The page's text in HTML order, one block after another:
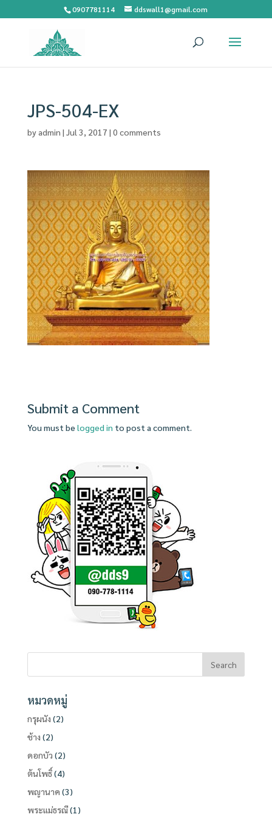
0907781114 ddswall1@gmail.com
JPS-504-EX
byadmin | Jul 3, 2017 | 0 comments
Submit a Comment
You must be logged in to post a comment.
หมวดหมู่
กรุผนัง (2)
ช้าง (2)
ดอกบัว (2)
ต้นโพธิ์(4)
พญานาค (3)
พระแม่ธรณี(1)